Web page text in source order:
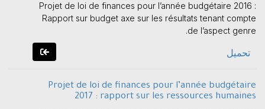
Projet de loi de finances pour l’année budgétaire 2016 :
Rapport sur budget axe sur les résultats tenant compte
de l’aspect genre.
تحميل
Projet de loi de finances pour l’année budgétaire
2017 : rapport sur les ressources humaines